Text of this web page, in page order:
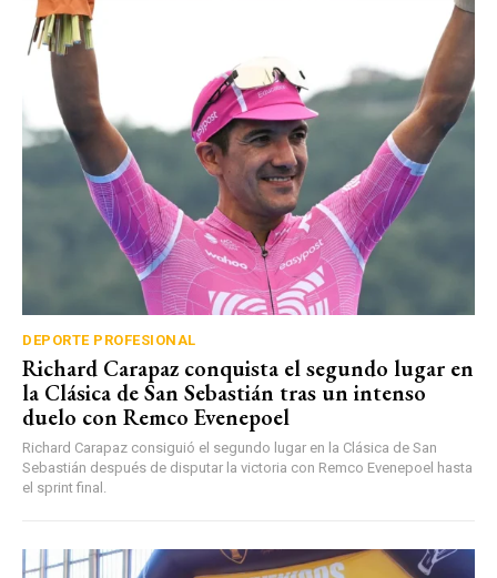
DEPORTE PROFESIONAL
Richard Carapaz conquista el segundo lugar en
la Clásica de San Sebastián tras un intenso
duelo con Remco Evenepoel
Richard Carapaz consiguió el segundo lugar en la Clásica de San
Sebastián después de disputar la victoria con Remco Evenepoel hasta
el sprint final.